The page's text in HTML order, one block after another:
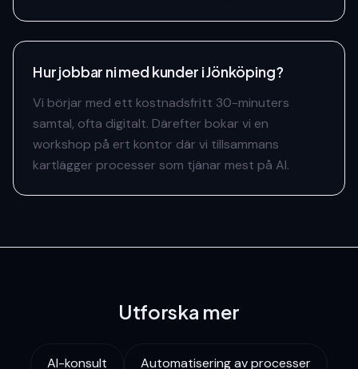
Hur jobbar ni med kunder i Jönköping?
Vi börjar med ett kostnadsfritt 30-minuters
samtal, ofta digitalt. Därefter bokar vi en
workshop på ert kontor där vi tillsammans
kartlägger processer som tjänar mest på AI.
Utforska mer
AI-konsult Automatisering av processer